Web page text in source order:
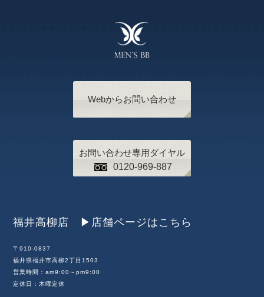
Webからお問い合わせ
お問い合わせ専用ダイヤル
0120-969-887
福井高柳店 ▶︎店舗ページはこちら
〒910-0837
福井県福井市高柳2丁目1503
営業時間：am9:00～pm9:00
定休日：木曜定休